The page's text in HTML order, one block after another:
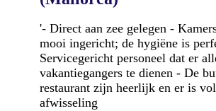
'- Direct aan zee gelegen -
mooi ingericht; de hygiëne is
Servicegericht personeel dat er
vakantiegangers te dienen - De
restaurant zijn heerlijk en er is
afwisseling